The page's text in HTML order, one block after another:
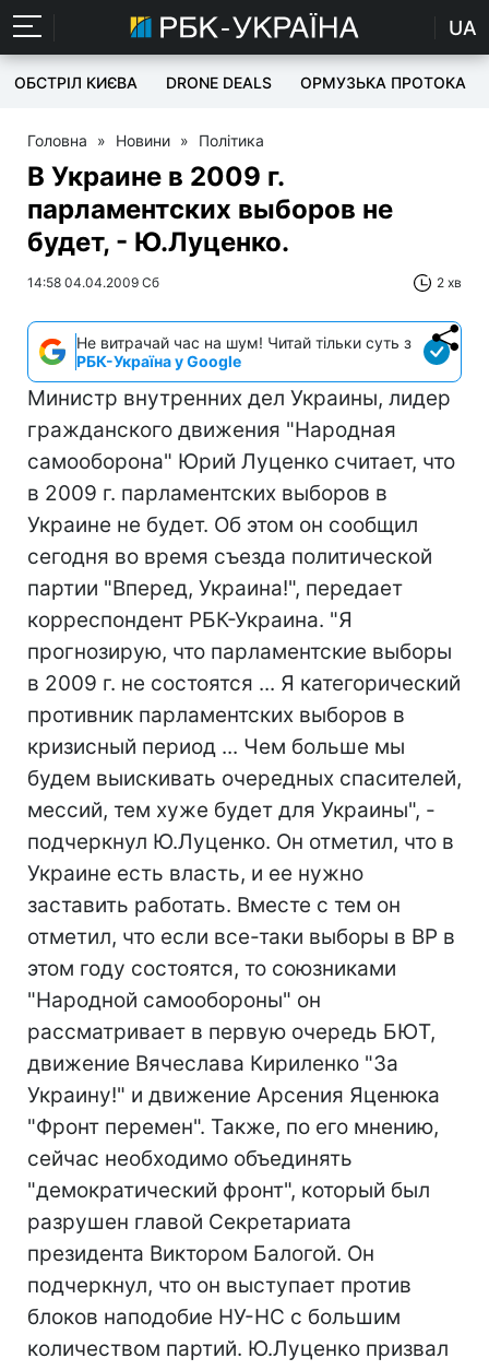
UA
ОБСТРІЛ КИЄВА DRONE DEALS ОРМУЗЬКА ПРОТОКА
Головна » Новини » Політика
В Украине в 2009 г.
парламентских выборов не
будет, - Ю.Луценко.
14:58 04.04.2009 Сб 2 хв
Не витрачай час на шум! Читай тільки суть з
РБК-Україна у Google
Министр внутренних дел Украины, лидер
гражданского движения "Народная
самооборона" Юрий Луценко считает, что
в 2009 г. парламентских выборов в
Украине не будет. Об этом он сообщил
сегодня во время съезда политической
партии "Вперед, Украина!", передает
корреспондент РБК-Украина. "Я
прогнозирую, что парламентские выборы
в 2009 г. не состоятся ... Я категорический
противник парламентских выборов в
кризисный период ... Чем больше мы
будем выискивать очередных спасителей,
мессий, тем хуже будет для Украины", -
подчеркнул Ю.Луценко. Он отметил, что в
Украине есть власть, и ее нужно
заставить работать. Вместе с тем он
отметил, что если все-таки выборы в ВР в
этом году состоятся, то союзниками
"Народной самообороны" он
рассматривает в первую очередь БЮТ,
движение Вячеслава Кириленко "За
Украину!" и движение Арсения Яценюка
"Фронт перемен". Также, по его мнению,
сейчас необходимо объединять
"демократический фронт", который был
разрушен главой Секретариата
президента Виктором Балогой. Он
подчеркнул, что он выступает против
блоков наподобие НУ-НС с большим
количеством партий. Ю.Луценко призвал